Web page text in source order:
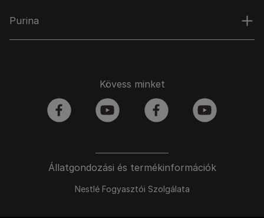
Purina
Állatgondozási és termékinformációk
Nestlé Fogyasztói Szolgálata
Kövess minket
facebook youtube facebook youtube